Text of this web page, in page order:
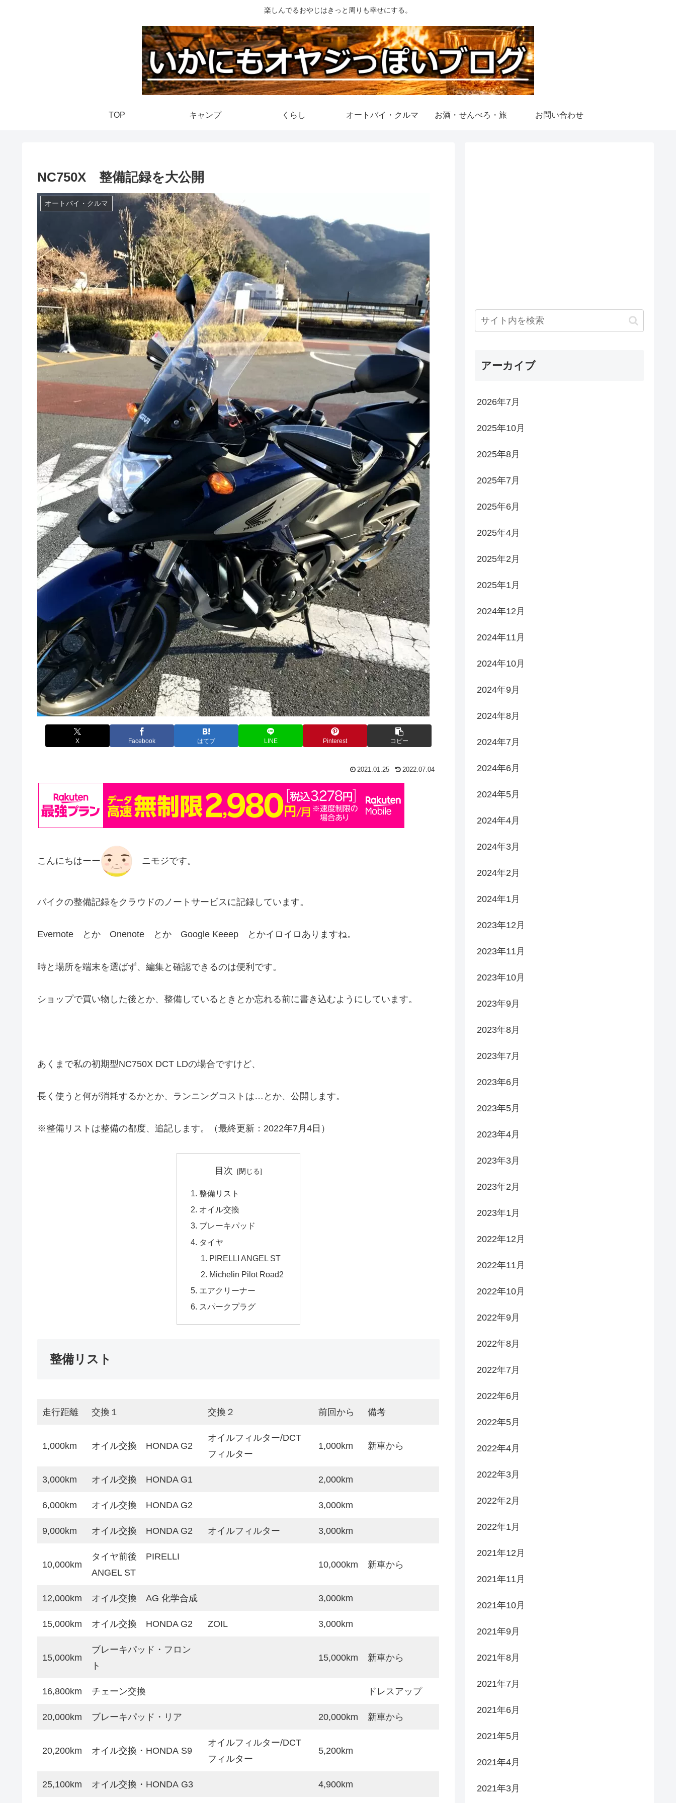
楽しんでるおやじはきっと周りも幸せにする。
TOP キャンプ くらし オートバイ・クルマ お酒・せんべろ・旅 お問い合わせ
NC750X 整備記録を大公開
オートバイ・クルマ
X Facebook はてブ LINE Pinterest コピー
2021.01.25 2022.07.04
こんにちはーー ニモジです。
バイクの整備記録をクラウドのノートサービスに記録しています。
Evernote とか Onenote とか Google Keeep とかイロイロありますね。
時と場所を端末を選ばず、編集と確認できるのは便利です。
ショップで買い物した後とか、整備しているときとか忘れる前に書き込むようにしています。
あくまで私の初期型NC750X DCT LDの場合ですけど、
長く使うと何が消耗するかとか、ランニングコストは…とか、公開します。
※整備リストは整備の都度、追記します。（最終更新：2022年7月4日）
目次
整備リスト
オイル交換
ブレーキパッド
タイヤ
PIRELLI ANGEL ST
Michelin Pilot Road2
エアクリーナー
スパークプラグ
整備リスト
走行距離 交換１ 交換２ 前回から 備考
1,000km オイル交換 HONDA G2
オイルフィルター/DCT
フィルター
1,000km 新車から
3,000km オイル交換 HONDA G1 2,000km
6,000km オイル交換 HONDA G2 3,000km
9,000km オイル交換 HONDA G2 オイルフィルター 3,000km
10,000km
タイヤ前後 PIRELLI
ANGEL ST
10,000km 新車から
12,000km オイル交換 AG 化学合成 3,000km
15,000km オイル交換 HONDA G2 ZOIL 3,000km
15,000km
ブレーキパッド・フロン
ト
15,000km 新車から
16,800km チェーン交換 ドレスアップ
20,000km ブレーキパッド・リア 20,000km 新車から
20,200km オイル交換・HONDA S9
オイルフィルター/DCT
フィルター
5,200km
25,100km オイル交換・HONDA G3 4,900km
アーカイブ
2026年7月
2025年10月
2025年8月
2025年7月
2025年6月
2025年4月
2025年2月
2025年1月
2024年12月
2024年11月
2024年10月
2024年9月
2024年8月
2024年7月
2024年6月
2024年5月
2024年4月
2024年3月
2024年2月
2024年1月
2023年12月
2023年11月
2023年10月
2023年9月
2023年8月
2023年7月
2023年6月
2023年5月
2023年4月
2023年3月
2023年2月
2023年1月
2022年12月
2022年11月
2022年10月
2022年9月
2022年8月
2022年7月
2022年6月
2022年5月
2022年4月
2022年3月
2022年2月
2022年1月
2021年12月
2021年11月
2021年10月
2021年9月
2021年8月
2021年7月
2021年6月
2021年5月
2021年4月
2021年3月